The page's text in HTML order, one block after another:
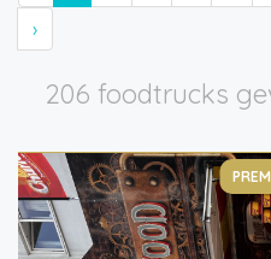
›
206 foodtrucks